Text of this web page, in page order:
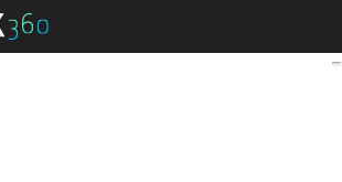
CleanTech e AI per la